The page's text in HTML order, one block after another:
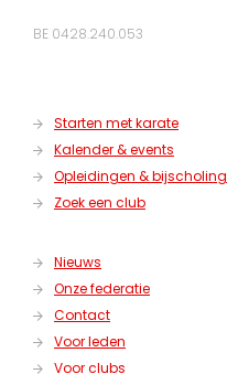
BE 0428.240.053
Starten met karate
Kalender & events
Opleidingen & bijscholing
Zoek een club
Nieuws
Onze federatie
Contact
Voor leden
Voor clubs